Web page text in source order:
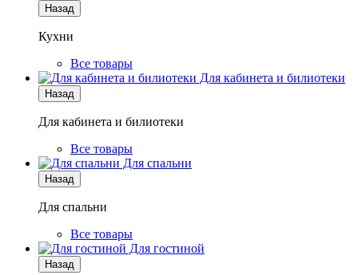
Назад
Кухни
Все товары
Для кабинета и билиотеки
Назад
Для кабинета и билиотеки
Все товары
Для спальни
Назад
Для спальни
Все товары
Для гостиной
Назад